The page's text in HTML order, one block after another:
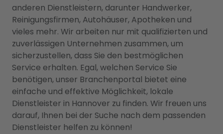
anderen Dienstleistern, darunter Handwerker,
Reinigungsfirmen, Autohäuser, Apotheken und
vieles mehr. Wir arbeiten nur mit qualifizierten und
zuverlässigen Unternehmen zusammen, um
sicherzustellen, dass Sie den bestmöglichen
Service erhalten. Egal, welchen Service Sie
benötigen, unser Branchenportal bietet eine
einfache und effektive Möglichkeit, lokale
Dienstleister in Hannover zu finden. Wir freuen uns
darauf, Ihnen bei der Suche nach dem passenden
Dienstleister helfen zu können!